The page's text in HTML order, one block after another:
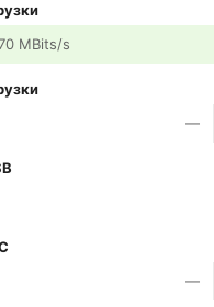
MBits/s
—
—